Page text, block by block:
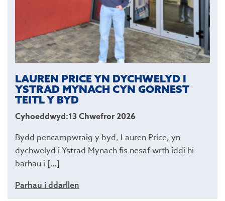
LAUREN PRICE YN DYCHWELYD I
YSTRAD MYNACH CYN GORNEST
TEITL Y BYD
Cyhoeddwyd:13 Chwefror 2026
Bydd pencampwraig y byd, Lauren Price, yn
dychwelyd i Ystrad Mynach fis nesaf wrth iddi hi
barhau i […]
Parhau i ddarllen